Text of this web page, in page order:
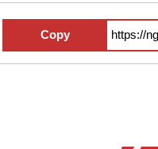
Copy